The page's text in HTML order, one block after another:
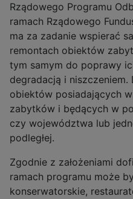
Rządowego Programu
ramach Rządowego
ma za zadanie wspierać
remontach obiektów
tym samym do poprawy
degradacją i
obiektów posiadających
zabytków i będących w
czy województwa lub
podległej.
Zgodnie z założeniami
ramach programu może
konserwatorskie,